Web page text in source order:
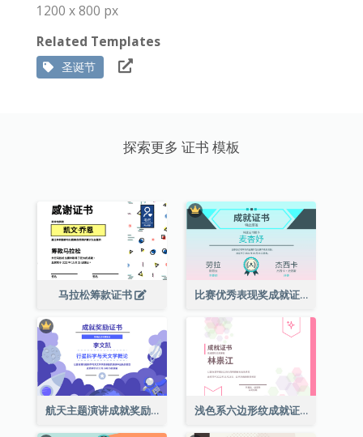
1200 x 800 px
Related Templates
圣诞节
探索更多 证书 模板
马拉松筹款证书 比赛优秀表现奖成就证书
航天主题演讲成就奖励证书 浅色系六边形纹成就证书